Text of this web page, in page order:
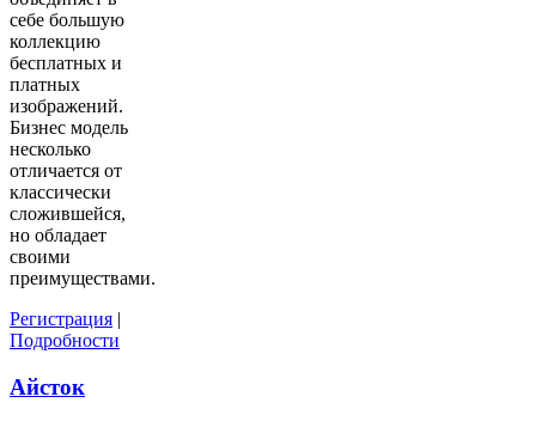
себе большую
коллекцию
бесплатных и
платных
изображений.
Бизнес модель
несколько
отличается от
классически
сложившейся,
но обладает
своими
преимуществами.
Регистрация |
Подробности
Айсток